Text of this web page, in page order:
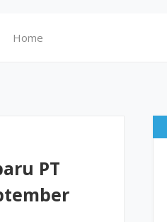
Home
PT